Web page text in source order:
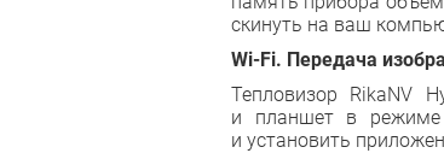
скинуть на ваш
Wi-Fi. Передача
Тепловизор RikaNV
и планшет в режиме
и установить